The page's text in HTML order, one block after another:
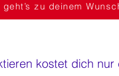
kostet dich nur
geht’s zu deinem